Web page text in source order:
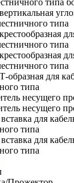
типа
типа
типа
образная для
типа
несущего
несущего
для
типа
для
типа